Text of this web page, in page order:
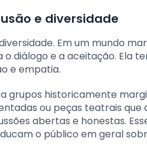
e diversidade
Em um mundo
diálogo e a aceitação. Ela
e empatia.
grupos historicamente
ou peças teatrais que
abertas e honestas.
o público em geral